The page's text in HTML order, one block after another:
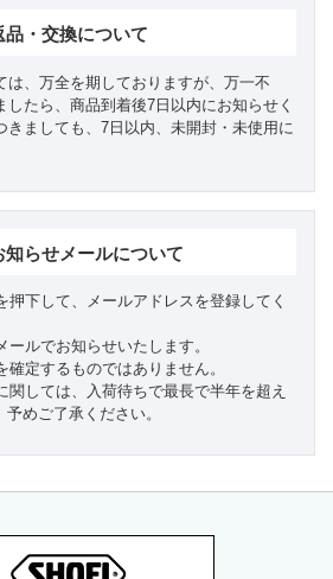
品・交換について
は、万全を期しておりますが、万一不
したら、商品到着後7日以内にお知らせく
きましても、7日以内、未開封・未使用に
知らせメールについて
押下して、メールアドレスを登録してく
ルでお知らせいたします。
定するものではありません。
関しては、入荷待ちで最長で半年を超え
めご了承ください。